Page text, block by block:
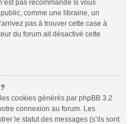
pas recommandé si vous
comme une librairie, un
pas à trouver cette case à
du forum ait désactivé cette
cookies générés par phpBB 3.2
connexion au forum. Les
le statut des messages (s’ils sont